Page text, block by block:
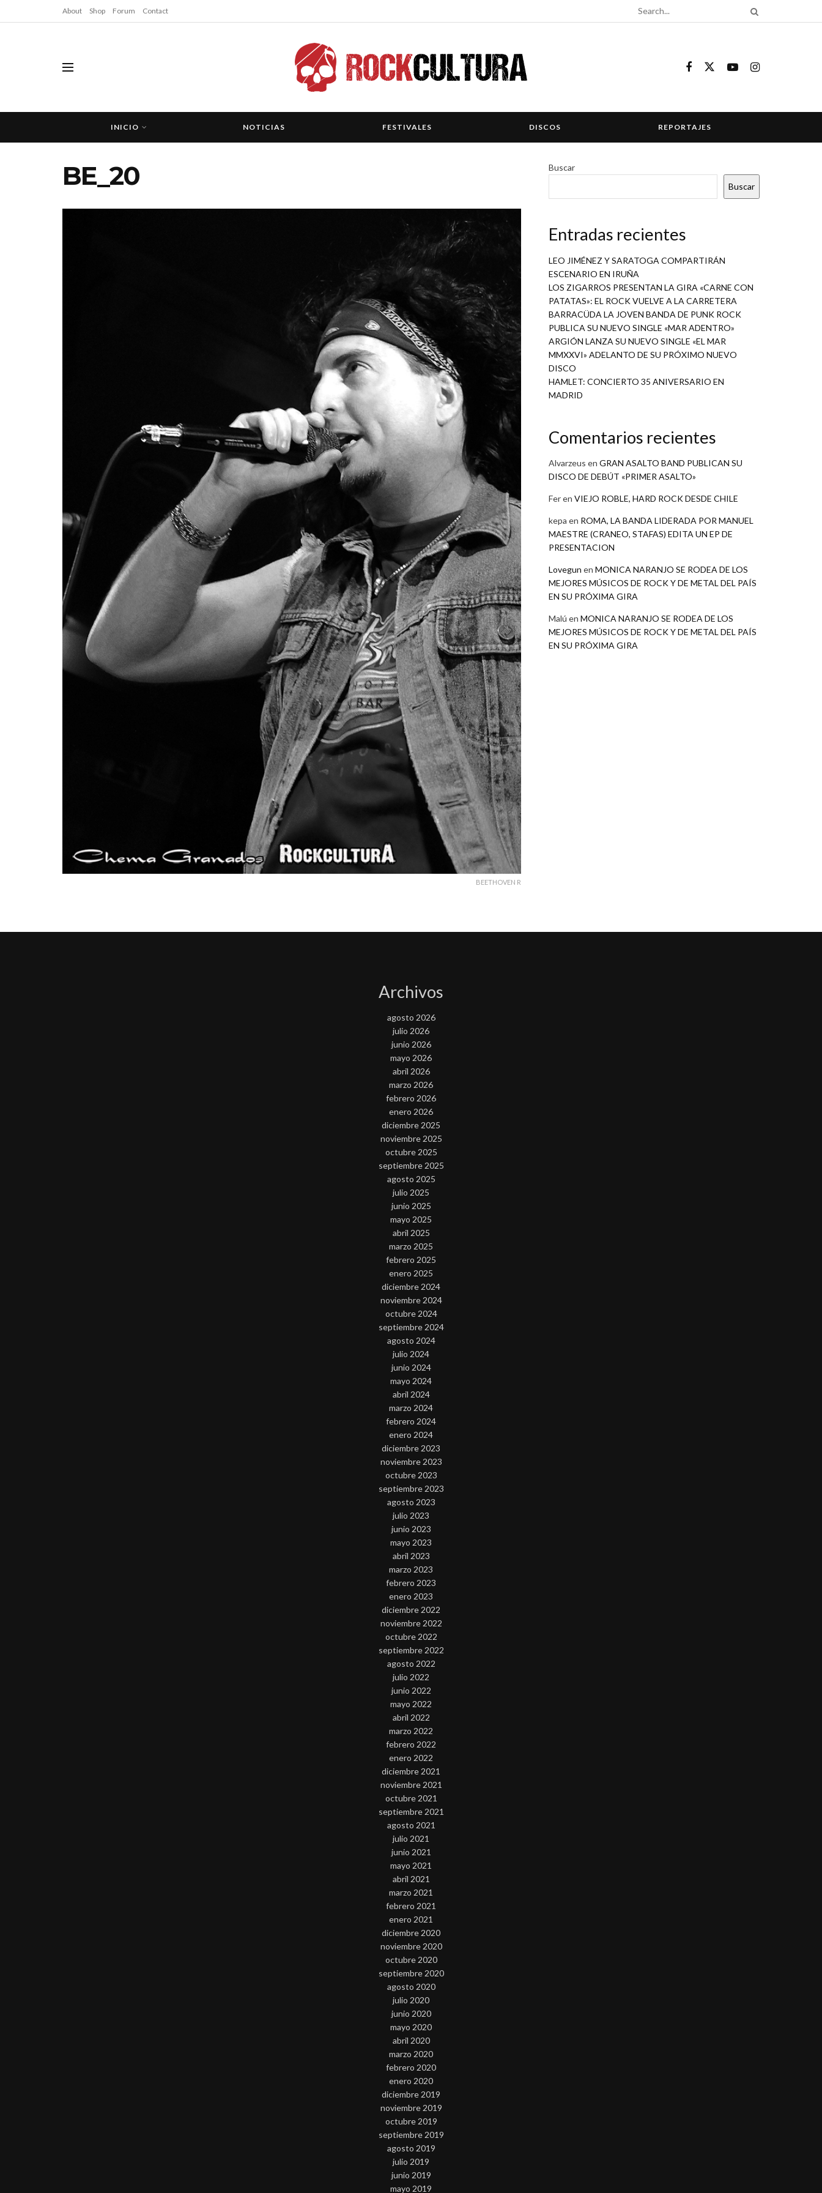
About Shop Forum Contact
INICIO NOTICIAS FESTIVALES DISCOS REPORTAJES
BE_20
BEETHOVEN R
Buscar
Buscar
Entradas recientes
LEO JIMÉNEZ Y SARATOGA COMPARTIRÁN
ESCENARIO EN IRUÑA
LOS ZIGARROS PRESENTAN LA GIRA «CARNE CON
PATATAS»: EL ROCK VUELVE A LA CARRETERA
BARRACÜDA LA JOVEN BANDA DE PUNK ROCK
PUBLICA SU NUEVO SINGLE «MAR ADENTRO»
ARGIÓN LANZA SU NUEVO SINGLE «EL MAR
MMXXVI» ADELANTO DE SU PRÓXIMO NUEVO
DISCO
HAMLET: CONCIERTO 35 ANIVERSARIO EN
MADRID
Comentarios recientes
Alvarzeus en GRAN ASALTO BAND PUBLICAN SU
DISCO DE DEBÚT «PRIMER ASALTO»
Feren VIEJO ROBLE, HARD ROCK DESDE CHILE
kepa en ROMA, LA BANDA LIDERADA POR MANUEL
MAESTRE (CRANEO, STAFAS) EDITA UN EP DE
PRESENTACION
Lovegun en MONICA NARANJO SE RODEA DE LOS
MEJORES MÚSICOS DE ROCK Y DE METAL DEL PAÍS
EN SU PRÓXIMA GIRA
Malú en MONICA NARANJO SE RODEA DE LOS
MEJORES MÚSICOS DE ROCK Y DE METAL DEL PAÍS
EN SU PRÓXIMA GIRA
Archivos
agosto 2026
julio 2026
junio 2026
mayo 2026
abril 2026
marzo 2026
febrero 2026
enero 2026
diciembre 2025
noviembre 2025
octubre 2025
septiembre 2025
agosto 2025
julio 2025
junio 2025
mayo 2025
abril 2025
marzo 2025
febrero 2025
enero 2025
diciembre 2024
noviembre 2024
octubre 2024
septiembre 2024
agosto 2024
julio 2024
junio 2024
mayo 2024
abril 2024
marzo 2024
febrero 2024
enero 2024
diciembre 2023
noviembre 2023
octubre 2023
septiembre 2023
agosto 2023
julio 2023
junio 2023
mayo 2023
abril 2023
marzo 2023
febrero 2023
enero 2023
diciembre 2022
noviembre 2022
octubre 2022
septiembre 2022
agosto 2022
julio 2022
junio 2022
mayo 2022
abril 2022
marzo 2022
febrero 2022
enero 2022
diciembre 2021
noviembre 2021
octubre 2021
septiembre 2021
agosto 2021
julio 2021
junio 2021
mayo 2021
abril 2021
marzo 2021
febrero 2021
enero 2021
diciembre 2020
noviembre 2020
octubre 2020
septiembre 2020
agosto 2020
julio 2020
junio 2020
mayo 2020
abril 2020
marzo 2020
febrero 2020
enero 2020
diciembre 2019
noviembre 2019
octubre 2019
septiembre 2019
agosto 2019
julio 2019
junio 2019
mayo 2019